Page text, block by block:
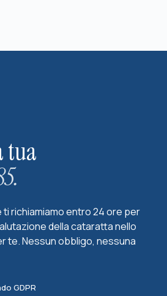
tua
ti richiamiamo entro 24 ore per
della cataratta nello
te. Nessun obbligo, nessuna
GDPR